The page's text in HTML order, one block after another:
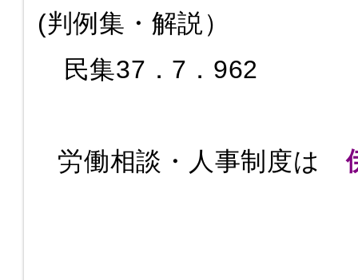
(判例集・解説）
民集37．7．962
労働相談・人事制度は